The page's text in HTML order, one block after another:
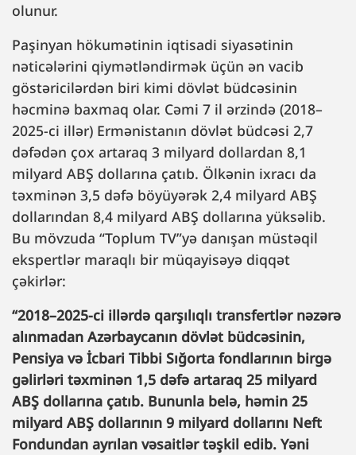
olunur.
Paşinyan hökumətinin iqtisadi siyasətinin
nəticələrini qiymətləndirmək üçün ən vacib
göstəricilərdən biri kimi dövlət büdcəsinin
həcminə baxmaq olar. Cəmi 7 il ərzində (2018–
2025-ci illər) Ermənistanın dövlət büdcəsi 2,7
dəfədən çox artaraq 3 milyard dollardan 8,1
milyard ABŞ dollarına çatıb. Ölkənin ixracı da
təxminən 3,5 dəfə böyüyərək 2,4 milyard ABŞ
dollarından 8,4 milyard ABŞ dollarına yüksəlib.
Bu mövzuda “Toplum TV”yə danışan müstəqil
ekspertlər maraqlı bir müqayisəyə diqqət
çəkirlər:
“2018–2025-ci illərdə qarşılıqlı transfertlər nəzərə
alınmadan Azərbaycanın dövlət büdcəsinin,
Pensiya və İcbari Tibbi Sığorta fondlarının birgə
gəlirləri təxminən 1,5 dəfə artaraq 25 milyard
ABŞ dollarına çatıb. Bununla belə, həmin 25
milyard ABŞ dollarının 9 milyard dollarını Neft
Fondundan ayrılan vəsaitlər təşkil edib. Yəni